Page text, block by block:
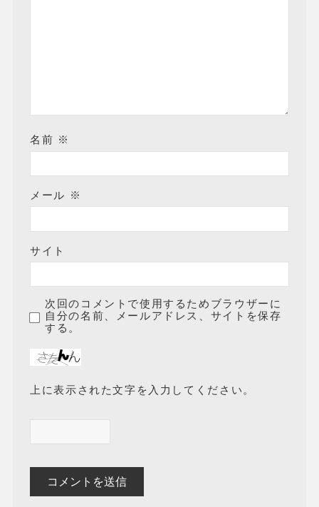
名前 ※
メール ※
サイト
次回のコメントで使用するためブラウザーに
自分の名前、メールアドレス、サイトを保存
する。
上に表示された文字を入力してください。